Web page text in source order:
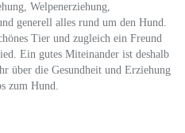
Welpenerziehung,
generell alles rund um den Hund.
Tier und zugleich ein Freund
Ein gutes Miteinander ist deshalb
über die Gesundheit und Erziehung
zum Hund.